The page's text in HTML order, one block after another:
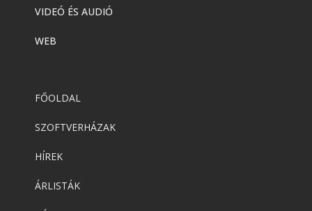
VIDEÓ ÉS AUDIÓ
WEB
FŐOLDAL
SZOFTVERHÁZAK
HÍREK
ÁRLISTÁK